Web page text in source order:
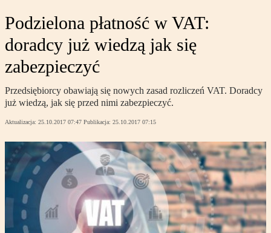
Podzielona płatność w VAT:
doradcy już wiedzą jak się
zabezpieczyć
Przedsiębiorcy obawiają się nowych zasad rozliczeń VAT. Doradcy
już wiedzą, jak się przed nimi zabezpieczyć.
Aktualizacja: 25.10.2017 07:47 Publikacja: 25.10.2017 07:15